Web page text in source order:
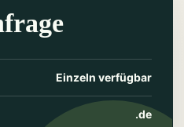
Einzeln verfügbar
.de